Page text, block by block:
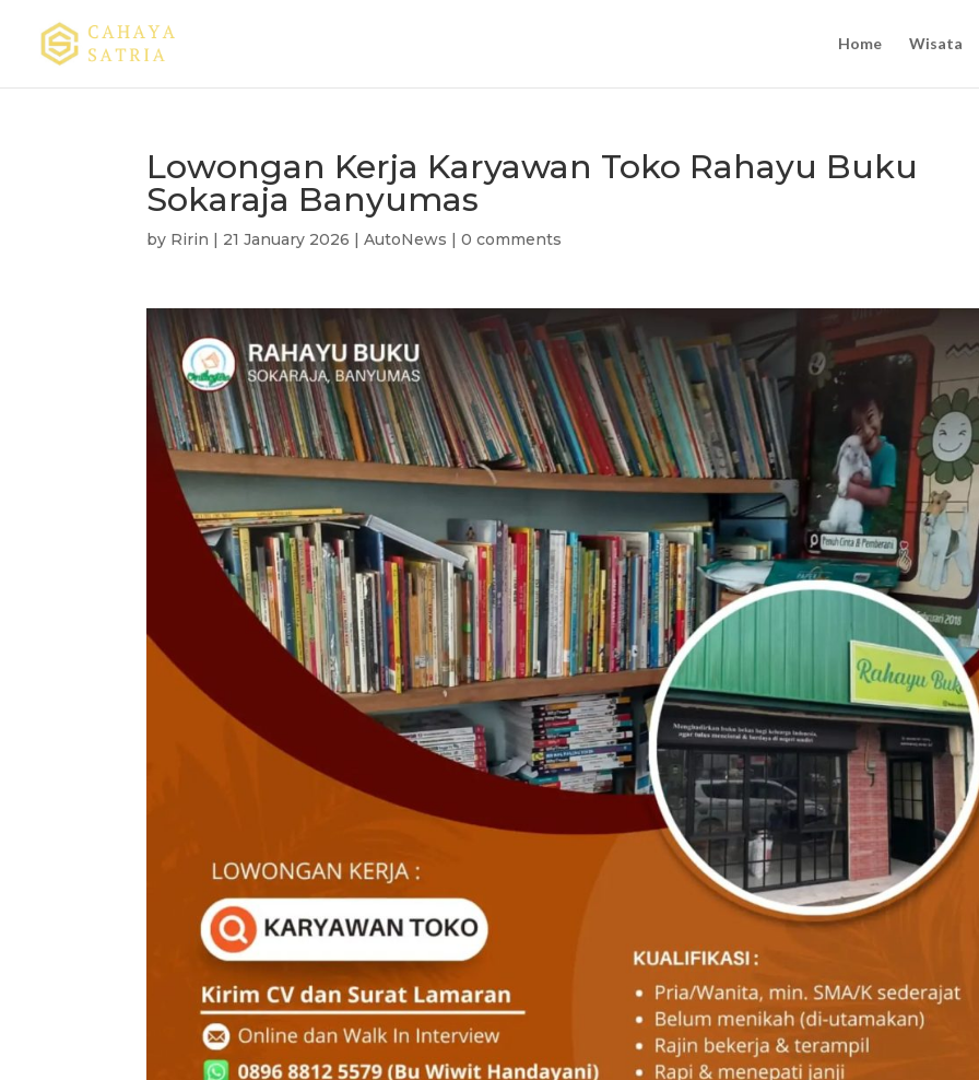
Home Wisata
Lowongan Kerja Karyawan Toko Rahayu Buku
Sokaraja Banyumas
by Ririn | 21 January 2026 |AutoNews |0 comments